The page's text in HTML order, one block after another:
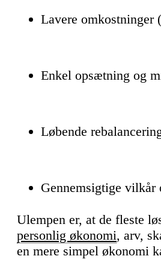
Lavere omkostninger
Enkel opsætning og
Løbende
Gennemsigtige vilkår
Ulempen er, at de fleste
personlig økonomi, arv,
en mere simpel økonomi